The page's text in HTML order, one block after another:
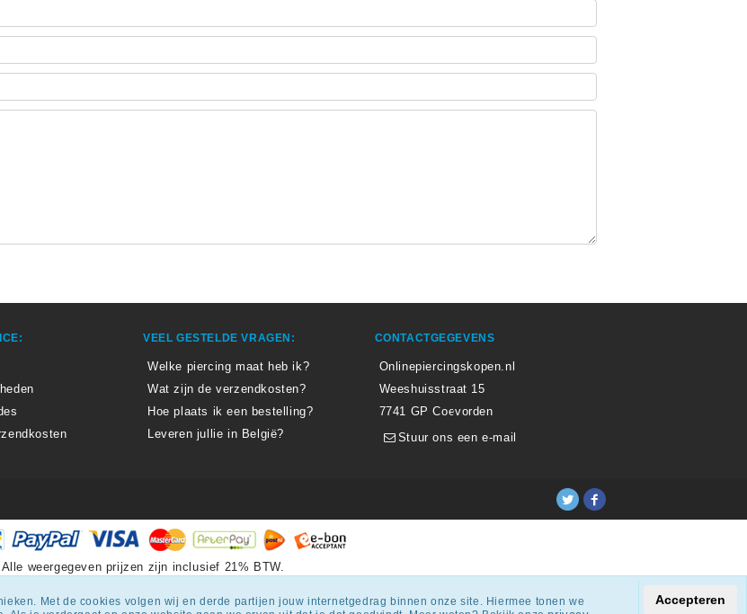
VEEL GESTELDE VRAGEN:
Welke piercing maat heb ik?
Wat zijn de verzendkosten?
Hoe plaats ik een bestelling?
Leveren jullie in België?
CONTACTGEGEVENS
Onlinepiercingskopen.nl
Weeshuisstraat 15
7741 GP Coevorden
Stuur ons een e-mail
Alle weergegeven prijzen zijn inclusief 21% BTW.
krijgt een beoordelingvan 8.3/10uit1807beoordelingen.
Met de cookies volgen wij en derde partijen jouw internetgedrag binnen onze site. Hiermee tonen we
Accepteren